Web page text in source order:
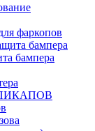
фаркопов
бампера
бампера
ПИКАПОВ